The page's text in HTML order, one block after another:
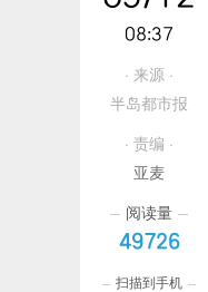
08:37
· 来源 ·
半岛都市报
· 责编 ·
亚麦
阅读量
49726
扫描到手机